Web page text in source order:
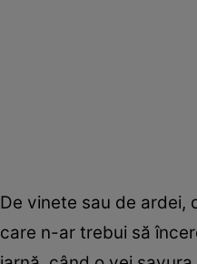
De vinete sau de ardei,
care n-ar trebui să